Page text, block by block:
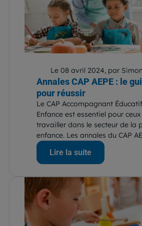
Le 08 avril 2024, par Simon
Annales CAP AEPE : le
pour réussir
Le CAP Accompagnant
Enfance est essentiel pour
travailler dans le secteur de la
enfance. Les annales du CAP
Lire la suite